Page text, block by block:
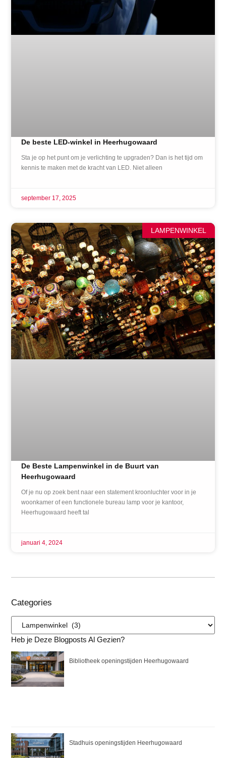
Categories
Heb je Deze Blogposts Al Gezien?
Bibliotheek openingstijden Heerhugowaard
Stadhuis openingstijden Heerhugowaard
De beste LED-winkel in Heerhugowaard
Sta je op het punt om je verlichting te upgraden? Dan is het tijd om
kennis te maken met de kracht van LED. Niet alleen
september 17, 2025
LAMPENWINKEL
De Beste Lampenwinkel in de Buurt van
Heerhugowaard
Of je nu op zoek bent naar een statement kroonluchter voor in je
woonkamer of een functionele bureau lamp voor je kantoor,
Heerhugowaard heeft tal
januari 4, 2024